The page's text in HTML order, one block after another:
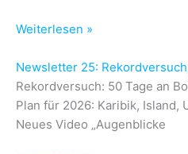
Weiterlesen »
Newsletter 25:
Rekordversuch: 50 Tage an
Plan für 2026: Karibik, Island,
Neues Video „Augenblicke